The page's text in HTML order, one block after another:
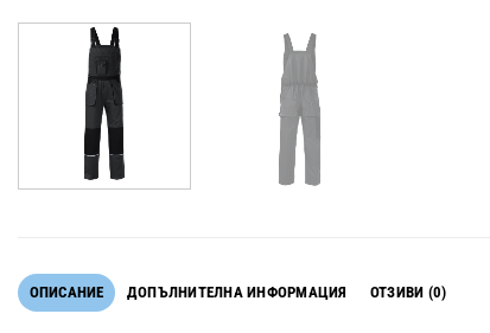
ОПИСАНИЕ ДОПЪЛНИТЕЛНА ИНФОРМАЦИЯ ОТЗИВИ (0)